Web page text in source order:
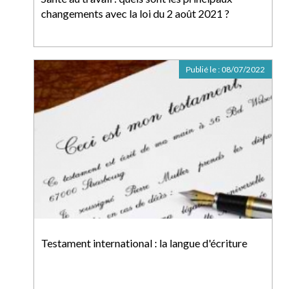
changements avec la loi du 2 août 2021 ?
Testament international : la langue d'écriture
Publié le : 08/07/2022